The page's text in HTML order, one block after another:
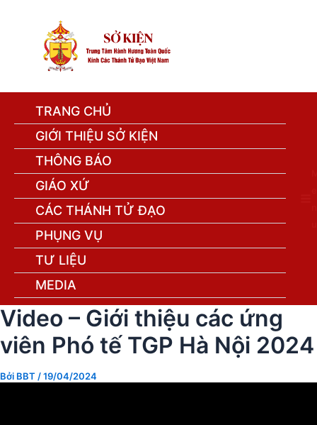
TRANG CHỦ
GIỚI THIỆU SỞ KIỆN
THÔNG BÁO
GIÁO XỨ
CÁC THÁNH TỬ ĐẠO
PHỤNG VỤ
TƯ LIỆU
MEDIA
Video – Giới thiệu các ứng
viên Phó tế TGP Hà Nội 2024
Bởi BBT /19/04/2024